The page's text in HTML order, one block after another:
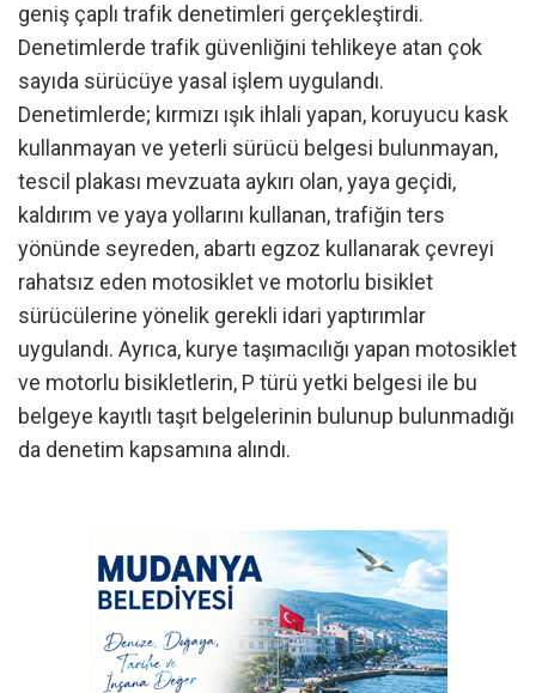
geniş çaplı trafik denetimleri gerçekleştirdi.
Denetimlerde trafik güvenliğini tehlikeye atan çok
sayıda sürücüye yasal işlem uygulandı.
Denetimlerde; kırmızı ışık ihlali yapan, koruyucu kask
kullanmayan ve yeterli sürücü belgesi bulunmayan,
tescil plakası mevzuata aykırı olan, yaya geçidi,
kaldırım ve yaya yollarını kullanan, trafiğin ters
yönünde seyreden, abartı egzoz kullanarak çevreyi
rahatsız eden motosiklet ve motorlu bisiklet
sürücülerine yönelik gerekli idari yaptırımlar
uygulandı. Ayrıca, kurye taşımacılığı yapan motosiklet
ve motorlu bisikletlerin, P türü yetki belgesi ile bu
belgeye kayıtlı taşıt belgelerinin bulunup bulunmadığı
da denetim kapsamına alındı.